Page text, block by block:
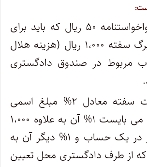
بهای هر برگ واخواستنامه ۵۰ ریال که باید برای
واخواست هر برگ سفته ۱،۰۰۰ ریال (هزینه هلال
مربوط در صندوق دادگستری
هزینه واخواست سفته معادل ۲% مبلغ اسمی
سفته است که می بایست ۱% آن به علاوه ۱،۰۰۰
ریال فوق الذکر در یک حساب و ۱% دیگر آن به
از طرف دادگستری محل تعیین